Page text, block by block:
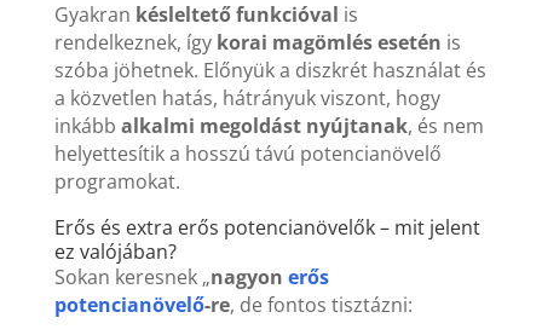
Gyakran késleltető funkcióval is
rendelkeznek, így korai magömlés esetén is
szóba jöhetnek. Előnyük a diszkrét használat és
a közvetlen hatás, hátrányuk viszont, hogy
inkább alkalmi megoldást nyújtanak, és nem
helyettesítik a hosszú távú potencianövelő
programokat.
Erős és extra erős potencianövelők – mit jelent
ez valójában?
Sokan keresnek „nagyon erős
potencianövelő-re, de fontos tisztázni: